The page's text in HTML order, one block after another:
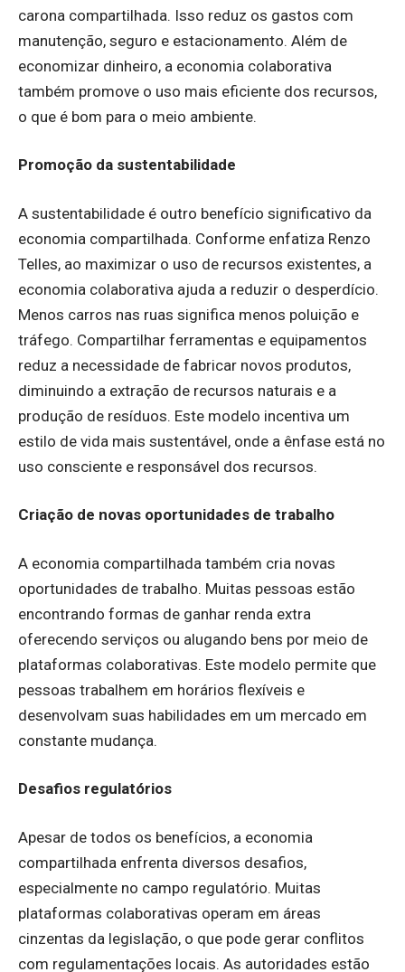
carona compartilhada. Isso reduz os gastos com
manutenção, seguro e estacionamento. Além de
economizar dinheiro, a economia colaborativa
também promove o uso mais eficiente dos recursos,
o que é bom para o meio ambiente.
Promoção da sustentabilidade
A sustentabilidade é outro benefício significativo da
economia compartilhada. Conforme enfatiza Renzo
Telles, ao maximizar o uso de recursos existentes, a
economia colaborativa ajuda a reduzir o desperdício.
Menos carros nas ruas significa menos poluição e
tráfego. Compartilhar ferramentas e equipamentos
reduz a necessidade de fabricar novos produtos,
diminuindo a extração de recursos naturais e a
produção de resíduos. Este modelo incentiva um
estilo de vida mais sustentável, onde a ênfase está no
uso consciente e responsável dos recursos.
Criação de novas oportunidades de trabalho
A economia compartilhada também cria novas
oportunidades de trabalho. Muitas pessoas estão
encontrando formas de ganhar renda extra
oferecendo serviços ou alugando bens por meio de
plataformas colaborativas. Este modelo permite que
pessoas trabalhem em horários flexíveis e
desenvolvam suas habilidades em um mercado em
constante mudança.
Desafios regulatórios
Apesar de todos os benefícios, a economia
compartilhada enfrenta diversos desafios,
especialmente no campo regulatório. Muitas
plataformas colaborativas operam em áreas
cinzentas da legislação, o que pode gerar conflitos
com regulamentações locais. As autoridades estão